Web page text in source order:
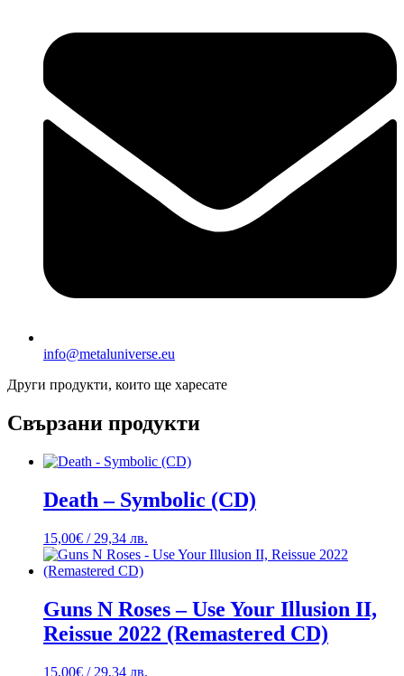
info@metaluniverse.eu
Други продукти, които ще харесате
Свързани продукти
Death – Symbolic (CD)
15,00€ / 29,34 лв.
Guns N Roses – Use Your Illusion II,
Reissue 2022 (Remastered CD)
15,00€ / 29,34 лв.